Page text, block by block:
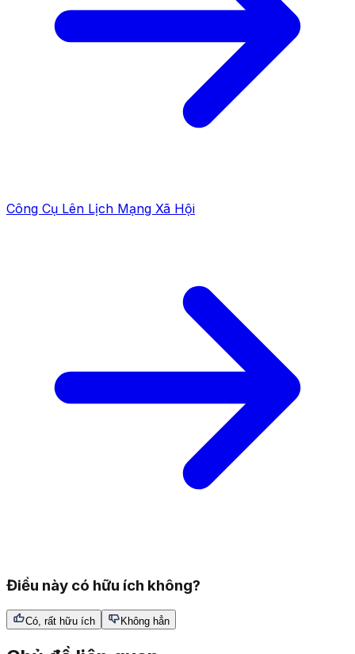
Công Cụ Lên Lịch Mạng Xã Hội
Điều này có hữu ích không?
Có, rất hữu ích Không hẳn